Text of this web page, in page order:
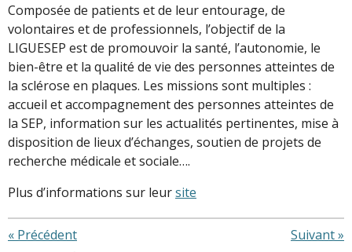
Composée de patients et de leur entourage, de
volontaires et de professionnels, l’objectif de la
LIGUESEP est de promouvoir la santé, l’autonomie, le
bien-être et la qualité de vie des personnes atteintes de
la sclérose en plaques. Les missions sont multiples :
accueil et accompagnement des personnes atteintes de
la SEP, information sur les actualités pertinentes, mise à
disposition de lieux d’échanges, soutien de projets de
recherche médicale et sociale….
Plus d’informations sur leursite
« Précédent Suivant»